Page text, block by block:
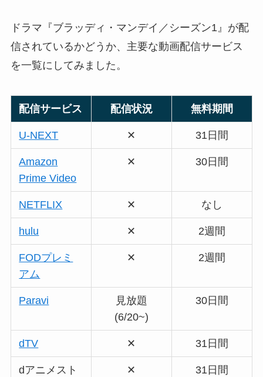
ドラマ『ブラッディ・マンデイ／シーズン1』が配
信されているかどうか、主要な動画配信サービス
を一覧にしてみました。
配信サービス 配信状況 無料期間
U-NEXT ✕ 31日間
Amazon
Prime Video
✕ 30日間
NETFLIX ✕ なし
hulu ✕ 2週間
FODプレミ
アム
✕ 2週間
Paravi
見放題
(6/20~)
30日間
dTV ✕ 31日間
dアニメスト
✕ 31日間